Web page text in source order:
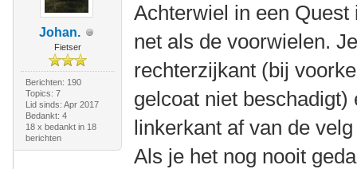
Johan.
Fietser
Berichten: 190
Topics: 7
Lid sinds: Apr 2017
Bedankt: 4
18 x bedankt in 18
berichten
Achterwiel in een
net als de voorwielen.
rechterzijkant (bij
gelcoat niet
linkerkant af van de
Als je het nog nooit